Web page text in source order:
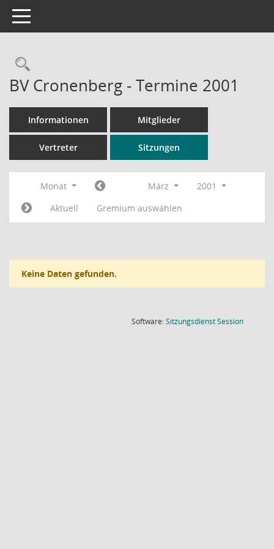
Toggle navigation
Rechercheauswahl
BV Cronenberg - Termine 2001
Informationen Mitglieder
Vertreter Sitzungen
Monat März
2001
Aktuell
Gremium auswählen
Keine Daten gefunden.
Software:SitzungsdienstSession(Wird in